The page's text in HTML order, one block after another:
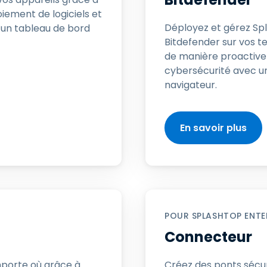
Assistance sur le terrain
Accès à distance via
Travail à distance avec
Accès virtuel aux salles
Voir tous les besoins
de logiciels et
tableau de bord
Déployez et gérez
Bitdefender sur vos
de manière
cybersécurité avec
navigateur.
En savoir plus
POUR SPLASHTOP
Connecteur